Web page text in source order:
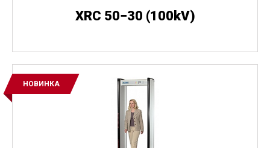
XRC 50−30 (100kV)
НОВИНКА